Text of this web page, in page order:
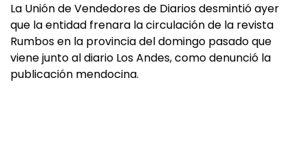
La Unión de Vendedores de Diarios desmintió ayer
que la entidad frenara la circulación de la revista
Rumbos en la provincia del domingo pasado que
viene junto al diario Los Andes, como denunció la
publicación mendocina.